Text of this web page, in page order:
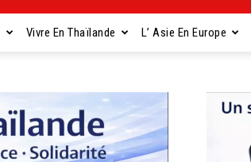
Gavroche
Thaïlande
Vivre En Thaïlande L’ Asie En Europe